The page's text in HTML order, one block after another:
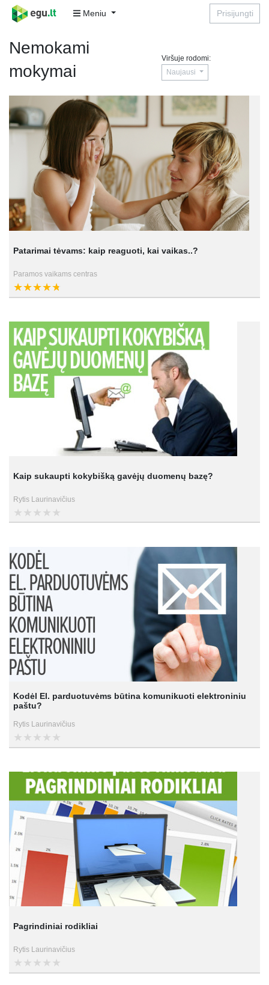
Meniu Prisijungti
Nemokami
mokymai
Viršuje rodomi:
Naujausi
Patarimai tėvams: kaip reaguoti, kai vaikas..?
Paramos vaikams centras
Kaip sukaupti kokybišką gavėjų duomenų bazę?
Rytis Laurinavičius
Kodėl El. parduotuvėms būtina komunikuoti elektroniniu
paštu?
Rytis Laurinavičius
Pagrindiniai rodikliai
Rytis Laurinavičius